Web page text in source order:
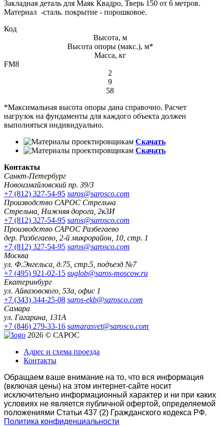
Закладная деталь для Маяк Квадро, Тверь 150 от 6 метров.
Материал -сталь. покрытие - порошковое.
Код
Высота, м
Высота опоры (макс.), м*
Масса, кг
FM8
2
9
58
*Максимальная высота опоры дана справочно. Расчет
нагрузок на фундаменты для каждого объекта должен
выполняться индивидуально.
Скачать
Скачать
Контакты
Санкт-Петербург
Новоизмайловский пр. 39/3
+7 (812) 327-54-95 saros@sarosco.com
Производство САРОС Стрельна
Стрельна, Нижняя дорога, 2к3И
+7 (812) 327-54-95 saros@sarosco.com
Производство САРОС Разбегаево
дер. Разбегаево, 2-й микрорайон, 10, стр. 1
+7 (812) 327-54-95 saros@sarosco.com
Москва
ул. Ф.Энгельса, д.75, стр.5, подъезд №7
+7 (495) 921-02-15 suglob@saros-moscow.ru
Екатеринбург
ул. Айвазовского, 53а, офис 1
+7 (343) 344-25-08 saros-ekb@sarosco.com
Самара
ул. Гагарина, 131А
+7 (846) 279-33-16 samarasvet@sarosco.com
2026 © САРОС
Адрес и схема проезда
Контакты
Обращаем ваше внимание на то, что вся информация
(включая цены) на этом интернет-сайте носит
исключительно информационный характер и ни при каких
условиях не является публичной офертой, определяемой
положениями Статьи 437 (2) Гражданского кодекса РФ.
Политика конфиденциальности